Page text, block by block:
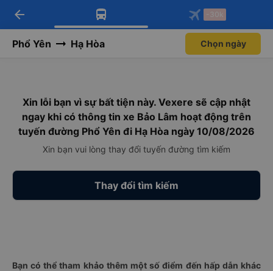
Tải app Vexere ngay!
Nhận ưu đãi thành viên độc
Mở app
Tải app Vexere
-30k/ghế khi đặt vé máy bay qua
Mở app
arrow_back -30k
Phổ Yên Hạ Hòa Chọn ngày
Xin lỗi bạn vì sự bất tiện này. Vexere sẽ cập nhật
ngay khi có thông tin xe Bảo Lâm hoạt động trên
tuyến đường Phổ Yên đi Hạ Hòa ngày 10/08/2026
Xin bạn vui lòng thay đổi tuyến đường tìm kiếm
Thay đổi tìm kiếm
Bạn có thể tham khảo thêm một số điểm đến hấp dẫn khác